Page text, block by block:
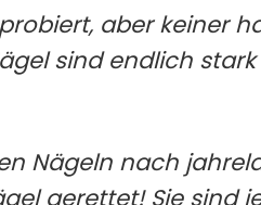
aber keiner
sind endlich
Nägeln nach
gerettet! Sie sind